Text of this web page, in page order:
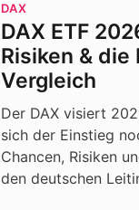
DAX
DAX ETF
Risiken &
Vergleich
Der DAX visiert
sich der Einstieg
Chancen, Risiken
den deutschen